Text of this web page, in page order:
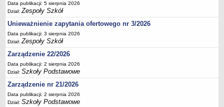
Kontrole
PONOWNE WYKORZYSTYWANIE
Sprawozdania
Deklaracja dostępności
DEKLARACJA DOSTĘPNOŚCI
OŚWIADCZENIA MAJĄTKOWE
PONOWNE WYKORZYSTYWANIE
UDOSTĘPNIANIE INFORMACJI PUBLICZNEJ
OCHRONA DANYCH OSOBOWYCH
Data publikacji: 5 sierpnia 2026
Dział:Zespoły Szkół
Unieważnienie zapytania ofertowego nr 3/2026
Data publikacji: 3 sierpnia 2026
Dział:Zespoły Szkół
Zarządzenie 22/2026
Data publikacji: 2 sierpnia 2026
Dział:Szkoły Podstawowe
Zarządzenie nr 21/2026
Data publikacji: 2 sierpnia 2026
Dział:Szkoły Podstawowe